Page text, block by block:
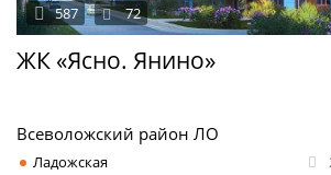
ЖК «Ясно. Янино»
587 72
Всеволожский район ЛО
Ладожская